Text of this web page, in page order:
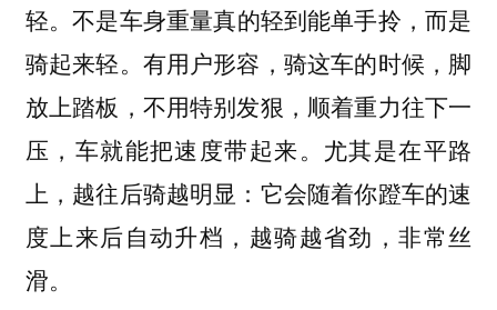
轻。不是车身重量真的轻到能单手拎，而是
骑起来轻。有用户形容，骑这车的时候，脚
放上踏板，不用特别发狠，顺着重力往下一
压，车就能把速度带起来。尤其是在平路
上，越往后骑越明显： 它会随着你蹬车的速
度上来后自动升档，越骑越省劲，非常丝
滑。